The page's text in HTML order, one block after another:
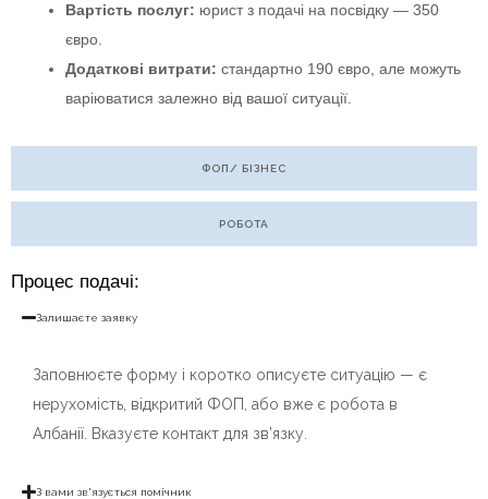
ФОП/ БІЗНЕС
РОБОТА
Вартість послуг: юрист з подачі на посвідку — 350
євро.
Додаткові витрати: стандартно 190 євро, але можуть
варіюватися залежно від вашої ситуації.
Процес подачі:
Залишаєте заявку
Заповнюєте форму і коротко описуєте ситуацію — є
нерухомість, відкритий ФОП, або вже є робота в
Албанії. Вказуєте контакт для зв’язку.
З вами зв'язується помічник